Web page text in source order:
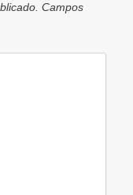
Campos